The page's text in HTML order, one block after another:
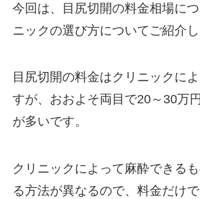
今回は、目尻切開の料金相場に
ニックの選び方についてご紹介し
目尻切開の料金はクリニックに
すが、おおよそ両目で20～30万
が多いです。
クリニックによって麻酔できる
る方法が異なるので、料金だけ